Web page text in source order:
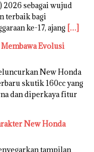
2026 sebagai wujud
terbaik bagi
ke-17, ajang […]
Evolusi
New Honda
skutik 160cc yang
dan diperkaya fitur
New Honda
tampilan